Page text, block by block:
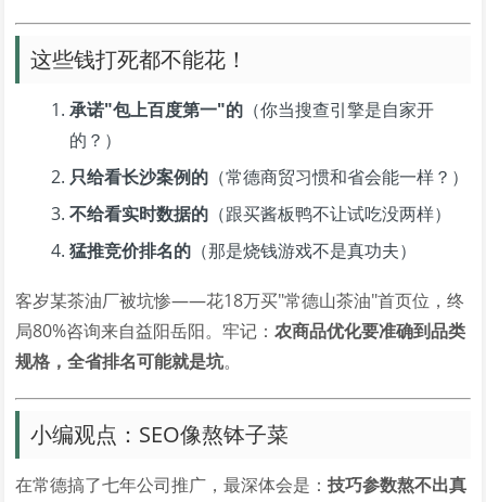
这些钱打死都不能花！
承诺"包上百度第一"的 （你当搜查引擎是自家开
的？）
只给看长沙案例的 （常德商贸习惯和省会能一样？）
不给看实时数据的 （跟买酱板鸭不让试吃没两样）
猛推竞价排名的 （那是烧钱游戏不是真功夫）
客岁某茶油厂被坑惨——花18万买"常德山茶油"首页位，终
局80%咨询来自益阳岳阳。牢记：农商品优化要准确到品类
规格，全省排名可能就是坑。
小编观点：SEO像熬钵子菜
在常德搞了七年公司推广，最深体会是：技巧参数熬不出真